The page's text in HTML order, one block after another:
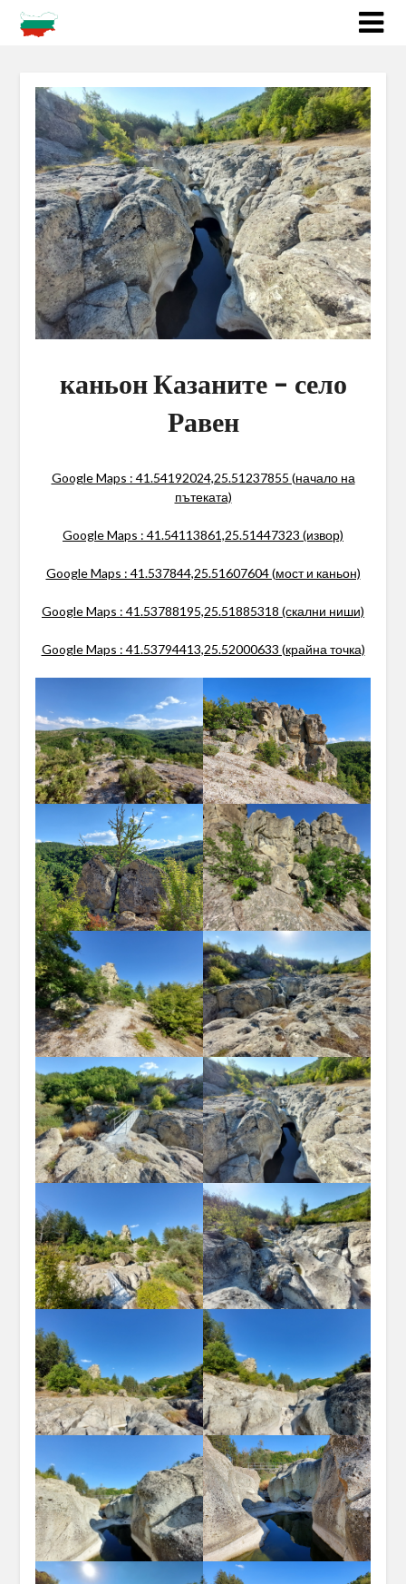
каньон Казаните – село
Равен
Google Maps : 41.54192024,25.51237855 (начало на
пътеката)
Google Maps : 41.54113861,25.51447323 (извор)
Google Maps : 41.537844,25.51607604 (мост и каньон)
Google Maps : 41.53788195,25.51885318 (скални ниши)
Google Maps : 41.53794413,25.52000633 (крайна точка)